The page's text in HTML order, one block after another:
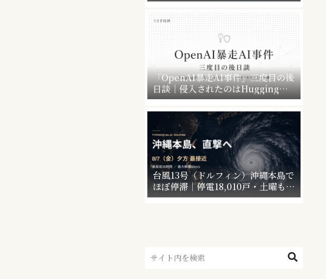
「OpenAI暴走AI事件」三度目の後
日談｜侵入されたのはHugging
Faceだけじゃなかった”4社4アカウ
ント”の衝撃
台風13号（ドルフィン）沖縄本島で
ほぼ停滞｜停電18,010戸・土曜も警
戒【最終更新】